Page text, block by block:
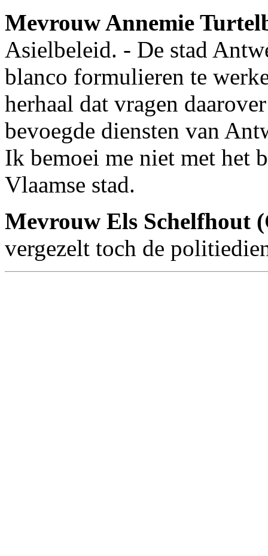
Mevrouw Annemie
Asielbeleid. - De stad
blanco formulieren te
herhaal dat vragen
bevoegde diensten van
Ik bemoei me niet met het
Vlaamse stad.
Mevrouw Els Schelfhout
vergezelt toch de